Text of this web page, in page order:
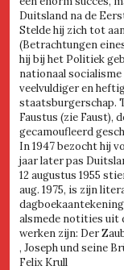
Duitsland na de
Stelde hij zich tot
(Betrachtungen
hij bij het Politiek
nationaal
veelvuldiger en
staatsburgerschap.
Faustus (zie Faust),
gecamoufleerd
In 1947 bezocht hij
jaar later pas
12 augustus 1955
aug. 1975, is zijn
alsmede notities uit
werken zijn: Der
, Joseph und seine
Felix Krull